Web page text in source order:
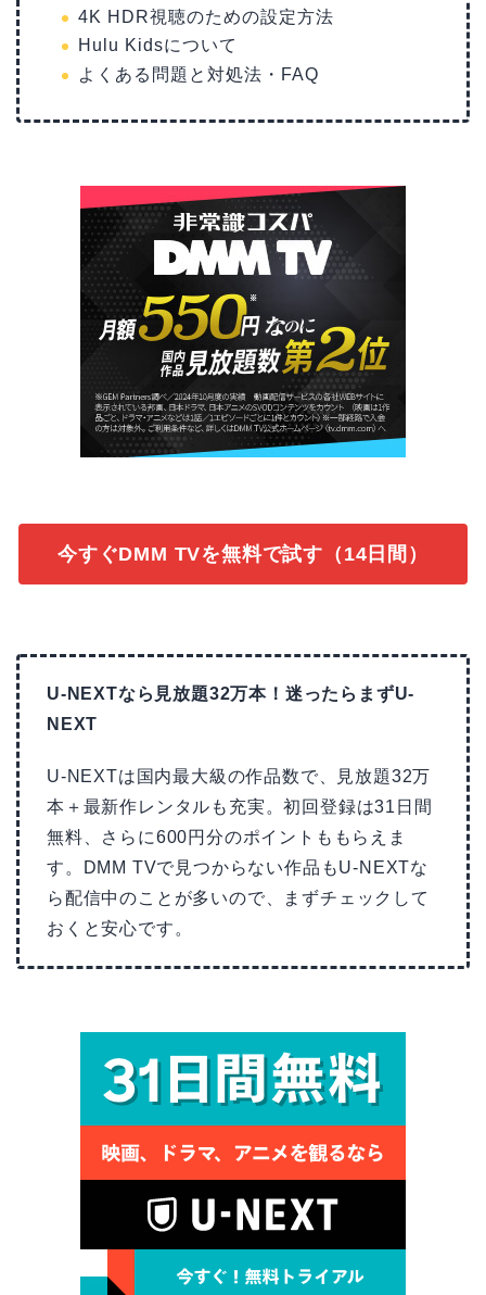
4K HDR視聴のための設定方法
Hulu Kidsについて
よくある問題と対処法・FAQ
今すぐDMM TVを無料で試す（14日間）
U-NEXTなら見放題32万本！迷ったらまずU-
NEXT
U-NEXTは国内最大級の作品数で、見放題32万
本＋最新作レンタルも充実。初回登録は31日間
無料、さらに600円分のポイントももらえま
す。DMM TVで見つからない作品もU-NEXTな
ら配信中のことが多いので、まずチェックして
おくと安心です。